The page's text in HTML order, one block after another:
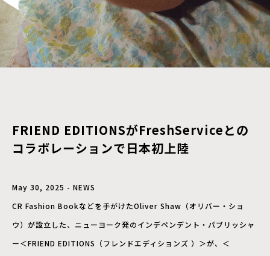
FRIEND EDITIONSがFreshServiceとの
コラボレーションで日本初上陸
May 30, 2025 - NEWS
CR Fashion Bookなどを手がけたOliver Shaw（オリバー・ショ
ウ）が設立した、ニューヨーク発のインデペンデント・パブリッシャ
ー＜FRIEND EDITIONS（フレンドエディションズ ）＞が、＜